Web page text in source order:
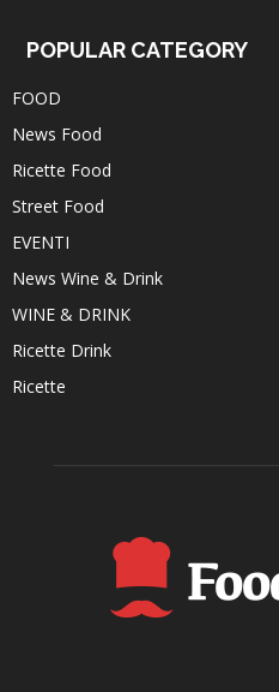
POPULAR CATEGORY
FOOD
News Food
Ricette Food
Street Food
EVENTI
News Wine & Drink
WINE & DRINK
Ricette Drink
Ricette